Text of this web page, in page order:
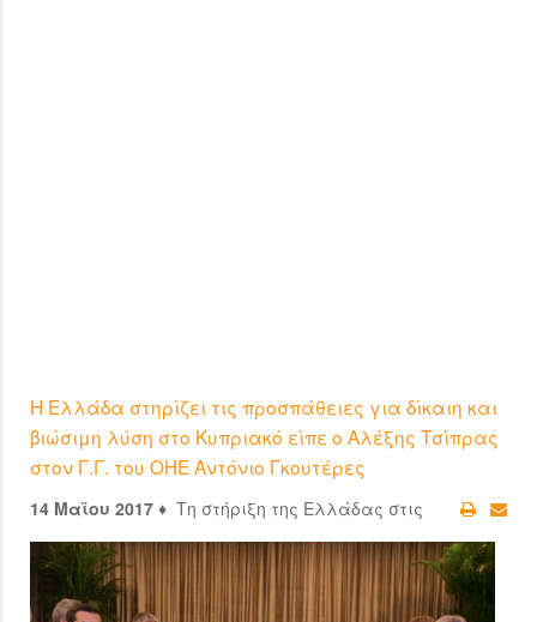
Η Ελλάδα στηρίζει τις προσπάθειες για δίκαιη και
βιώσιμη λύση στο Κυπριακό είπε ο Αλέξης Τσίπρας
στον Γ.Γ. του ΟΗΕ Αντόνιο Γκουτέρες
14 Μαϊου 2017 ♦ Τη στήριξη της Ελλάδας στις